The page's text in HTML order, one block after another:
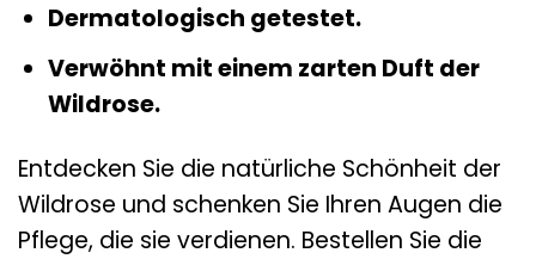
Dermatologisch getestet.
Verwöhnt mit einem zarten Duft der
Wildrose.
Entdecken Sie die natürliche Schönheit der
Wildrose und schenken Sie Ihren Augen die
Pflege, die sie verdienen. Bestellen Sie die